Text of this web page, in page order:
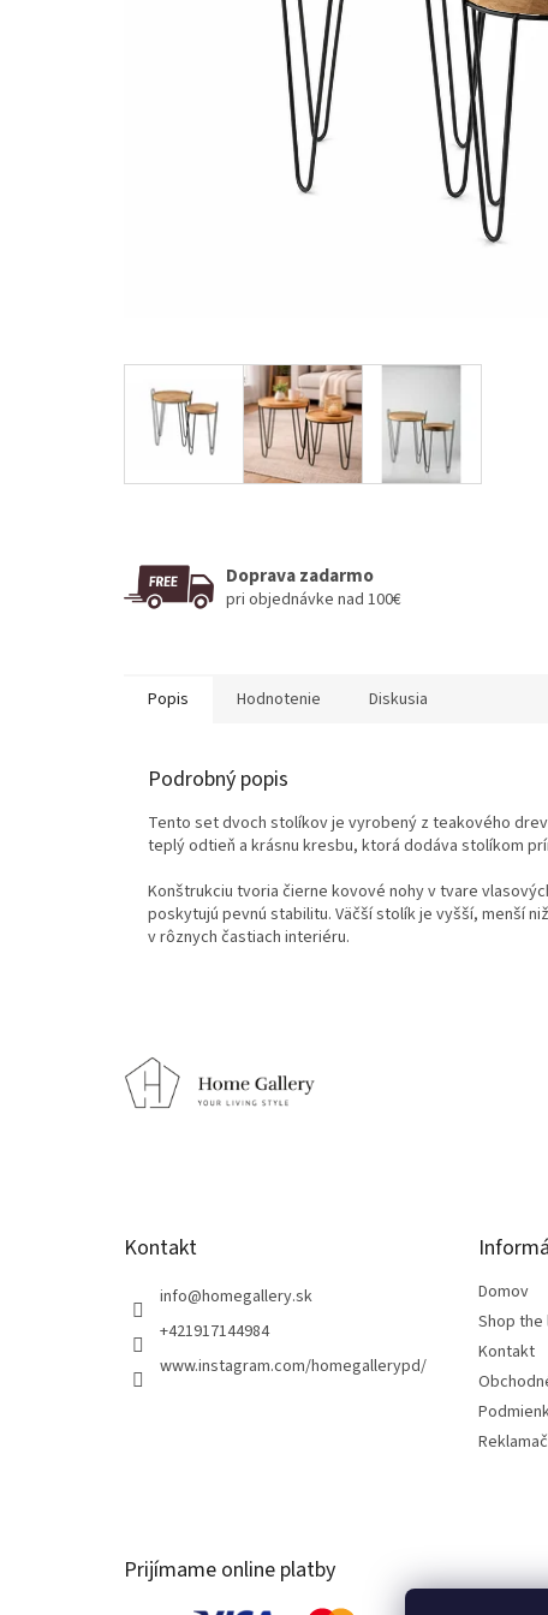
Doprava zadarmo
pri objednávke nad 100€
Popis Hodnotenie Diskusia
Podrobný popis
Tento set dvoch stolíkov je vyrobený z teakového
teplý odtieň a krásnu kresbu, ktorá dodáva stolíkom
Konštrukciu tvoria čierne kovové nohy v tvare
poskytujú pevnú stabilitu. Väčší stolík je vyšší, menší
v rôznych častiach interiéru.
Kontakt
info@homegallery.sk
+421917144984
www.instagram.com/homegallerypd/
Domov
Shop the
Kontakt
Prijímame online platby